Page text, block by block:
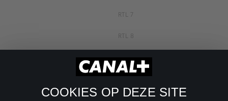
COOKIES OP DEZE SITE
RTL 7
RTL 8
RTL Z
SBS6